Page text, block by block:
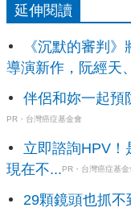
延伸閱讀
《沉默的審判
導演新作，阮經天
伴侶和妳一起預
PR・台灣癌症基金會
立即諮詢HPV！
現在不... PR・台灣癌症基金
29顆鏡頭也抓不